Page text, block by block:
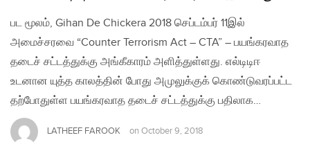
பட மூலம், Gihan De Chickera 2018 செப்டம்பர் 11இல்
அமைச்சரவை “Counter Terrorism Act – CTA” – பயங்கரவாத
தடைச் சட்டத்துக்கு அங்கீகாரம் அளித்துள்ளது. எல்டிடிஈ
உடனான யுத்த காலத்தின் போது அமுலுக்குக் கொண்டுவரப்பட்ட
தற்போதுள்ள பயங்கரவாத தடைச் சட்டத்துக்கு பதிலாக…
LATHEEF FAROOK on October 9, 2018